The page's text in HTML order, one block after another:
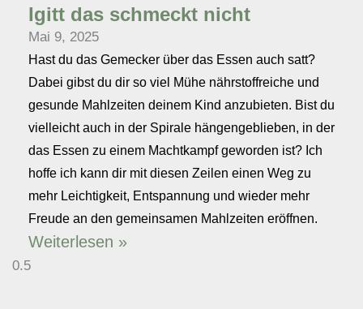
Igitt das schmeckt nicht
Mai 9, 2025
Hast du das Gemecker über das Essen auch satt?
Dabei gibst du dir so viel Mühe nährstoffreiche und
gesunde Mahlzeiten deinem Kind anzubieten. Bist du
vielleicht auch in der Spirale hängengeblieben, in der
das Essen zu einem Machtkampf geworden ist? Ich
hoffe ich kann dir mit diesen Zeilen einen Weg zu
mehr Leichtigkeit, Entspannung und wieder mehr
Freude an den gemeinsamen Mahlzeiten eröffnen.
Weiterlesen »